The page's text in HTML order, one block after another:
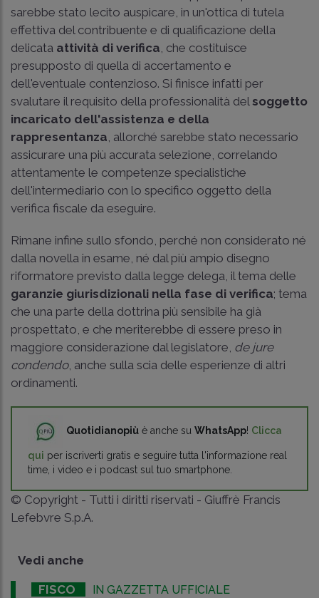
sarebbe stato lecito auspicare, in un'ottica di tutela
effettiva del contribuente e di qualificazione della
delicata attività di verifica, che costituisce
presupposto di quella di accertamento e
dell'eventuale contenzioso. Si finisce infatti per
svalutare il requisito della professionalità del soggetto
incaricato dell'assistenza e della
rappresentanza, allorché sarebbe stato necessario
assicurare una più accurata selezione, correlando
attentamente le competenze specialistiche
dell'intermediario con lo specifico oggetto della
verifica fiscale da eseguire.
Rimane infine sullo sfondo, perché non considerato né
dalla novella in esame, né dal più ampio disegno
riformatore previsto dalla legge delega, il tema delle
garanzie giurisdizionali nella fase di verifica; tema
che una parte della dottrina più sensibile ha già
prospettato, e che meriterebbe di essere preso in
maggiore considerazione dal legislatore, de jure
condendo, anche sulla scia delle esperienze di altri
ordinamenti.
Quotidianopiù è anche su WhatsApp! Clicca
qui per iscriverti gratis e seguire tutta l'informazione real
time, i video e i podcast sul tuo smartphone.
© Copyright - Tutti i diritti riservati - Giuffrè Francis
Lefebvre S.p.A.
Vedi anche
FISCO IN GAZZETTA UFFICIALE